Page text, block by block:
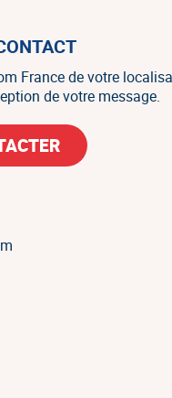
France de votre
de votre message.